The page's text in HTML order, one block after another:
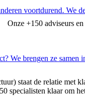
voortdurend. We
We brengen ze samen
Onze +150 adviseurs
staat de relatie met
specialisten klaar om